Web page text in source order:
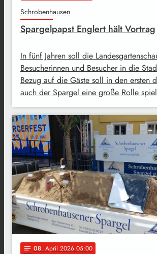
Schrobenhausen
Spargelpapst Englert hält Vortrag
In fünf Jahren soll die
Besucherinnen und Besucher in die
Bezug auf die Gäste soll in den ersten
auch der Spargel eine große Rolle
notes 08. April 2026 05:00